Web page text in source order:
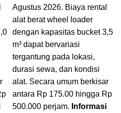
Agustus 2026. Biaya rental
alat berat wheel loader
dengan kapasitas bucket 3,5
m³ dapat bervariasi
tergantung pada lokasi,
durasi sewa, dan kondisi
alat. Secara umum berkisar
antara Rp 175.00 hingga Rp
500.000 perjam. Informasi